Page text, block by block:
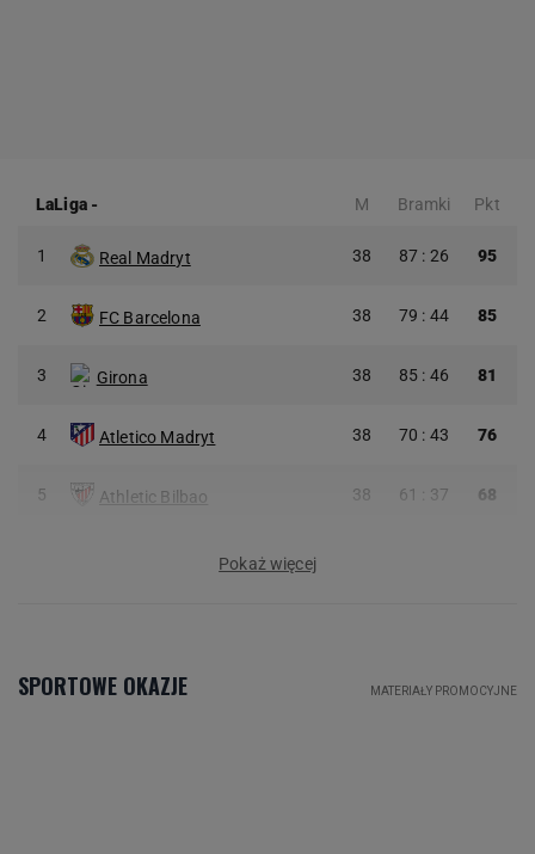
LaLiga- M Bramki Pkt
1 Real Madryt 38 87 : 26 95
2 FC Barcelona 38 79 : 44 85
3 Girona 38 85 : 46 81
4 Atletico Madryt 38 70 : 43 76
5 Athletic Bilbao 38 61 : 37 68
Pokaż więcej